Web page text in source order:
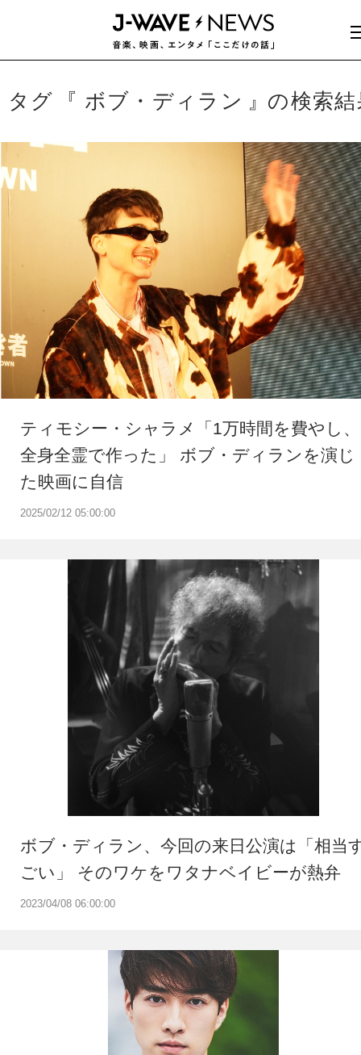
タグ ボブ・ディラン の検索
2025/02/12 05:00:00
ティモシー・シャラメ「1万時間を費やし、
全身全霊で作った」 ボブ・ディランを演じ
た映画に自信
2023/04/08 06:00:00
ボブ・ディラン、今回の来日公演は「相当
ごい」 そのワケをワタナベイビーが熱弁